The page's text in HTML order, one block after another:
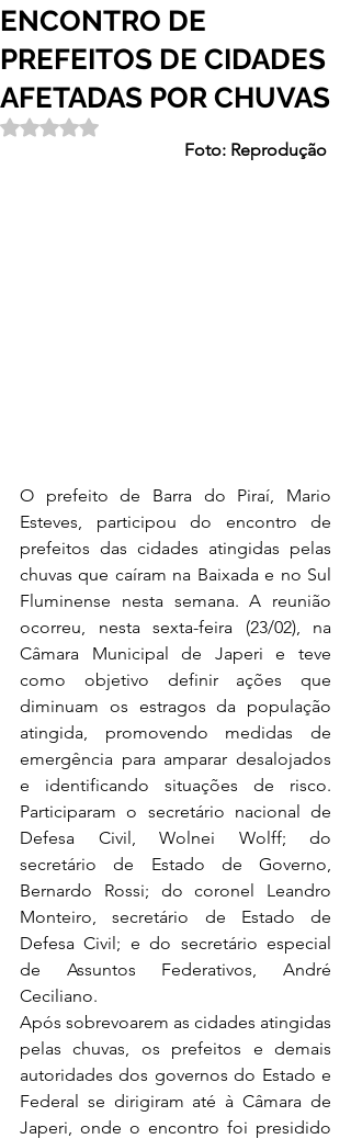
ENCONTRO DE
PREFEITOS DE CIDADES
AFETADAS POR CHUVAS
Avaliado com NaN de 5 estrelas.
Foto: Reprodução
O prefeito de Barra do Piraí, Mario
Esteves, participou do encontro de
prefeitos das cidades atingidas pelas
chuvas que caíram na Baixada e no Sul
Fluminense nesta semana. A reunião
ocorreu, nesta sexta-feira (23/02), na
Câmara Municipal de Japeri e teve
como objetivo definir ações que
diminuam os estragos da população
atingida, promovendo medidas de
emergência para amparar desalojados
e identificando situações de risco.
Participaram o secretário nacional de
Defesa Civil, Wolnei Wolff; do
secretário de Estado de Governo,
Bernardo Rossi; do coronel Leandro
Monteiro, secretário de Estado de
Defesa Civil; e do secretário especial
de Assuntos Federativos, André
Ceciliano.
Após sobrevoarem as cidades atingidas
pelas chuvas, os prefeitos e demais
autoridades dos governos do Estado e
Federal se dirigiram até à Câmara de
Japeri, onde o encontro foi presidido